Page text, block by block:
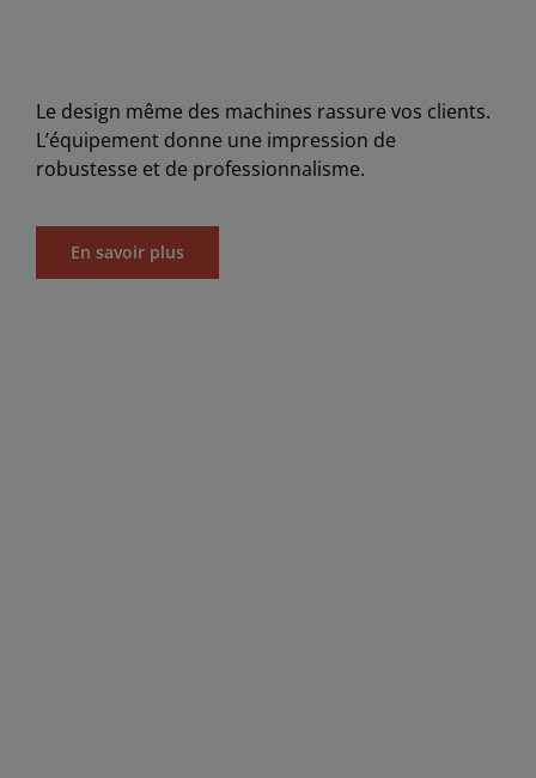
Le design même des machines rassure vos clients.
L’équipement donne une impression de
robustesse et de professionnalisme.
En savoir plus